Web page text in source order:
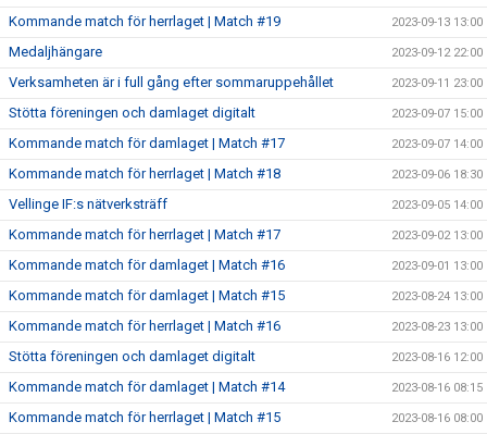
Kommande match för herrlaget | Match #19 2023-09-13 13:00
Medaljhängare 2023-09-12 22:00
Verksamheten är i full gång efter sommaruppehållet 2023-09-11 23:00
Stötta föreningen och damlaget digitalt 2023-09-07 15:00
Kommande match för damlaget | Match #17 2023-09-07 14:00
Kommande match för herrlaget | Match #18 2023-09-06 18:30
Vellinge IF:s nätverksträff 2023-09-05 14:00
Kommande match för herrlaget | Match #17 2023-09-02 13:00
Kommande match för damlaget | Match #16 2023-09-01 13:00
Kommande match för damlaget | Match #15 2023-08-24 13:00
Kommande match för herrlaget | Match #16 2023-08-23 13:00
Stötta föreningen och damlaget digitalt 2023-08-16 12:00
Kommande match för damlaget | Match #14 2023-08-16 08:15
Kommande match för herrlaget | Match #15 2023-08-16 08:00